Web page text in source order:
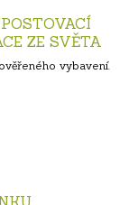
ZE SVĚTA
vybavení.